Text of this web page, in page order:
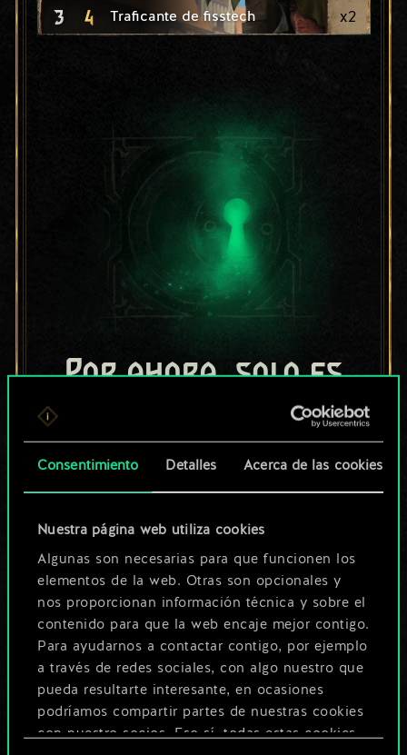
Consentimiento Detalles Acerca de las cookies
Nuestra página web utiliza cookies
Algunas son necesarias para que funcionen los
elementos de la web. Otras son opcionales y
nos proporcionan información técnica y sobre el
contenido para que la web encaje mejor contigo.
Para ayudarnos a contactar contigo, por ejemplo
a través de redes sociales, con algo nuestro que
pueda resultarte interesante, en ocasiones
podríamos compartir partes de nuestras cookies
con nuestro socios. Eso sí, todas estas cookies
3 4 Traficante de fisstech x2
Por ahora, solo es
un conjunto de
cartas compartido.
¡Pero puede llegar a
ser mucho más!
Poner nombre a esta baraja y crear
una guía
O